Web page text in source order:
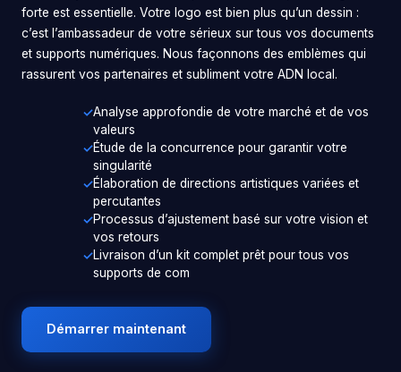
forte est essentielle. Votre logo est bien plus qu’un dessin :
c’est l’ambassadeur de votre sérieux sur tous vos documents
et supports numériques. Nous façonnons des emblèmes qui
rassurent vos partenaires et subliment votre ADN local.
Analyse approfondie de votre marché et de vos
valeurs
Étude de la concurrence pour garantir votre
singularité
Élaboration de directions artistiques variées et
percutantes
Processus d’ajustement basé sur votre vision et
vos retours
Livraison d’un kit complet prêt pour tous vos
supports de com
Démarrer maintenant